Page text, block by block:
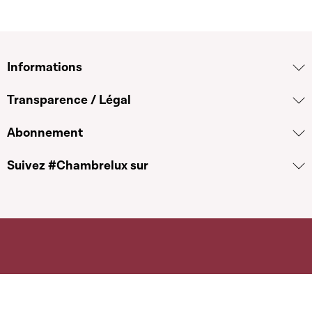
Informations
Transparence / Légal
Abonnement
Suivez #Chambrelux sur